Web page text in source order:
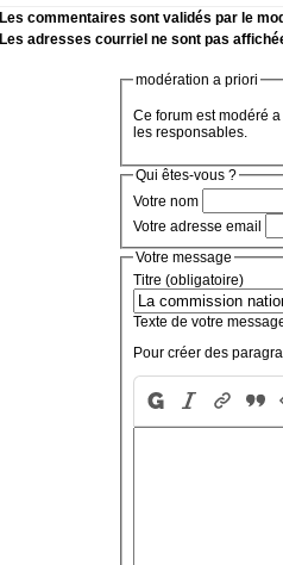
Les commentaires sont validés par le
Les adresses courriel ne sont pas
modération a priori
Ce forum est modéré
les responsables.
Qui êtes-vous ?
Votre nom
Votre adresse email
Votre message
Titre (obligatoire)
Texte de votre
Pour créer des